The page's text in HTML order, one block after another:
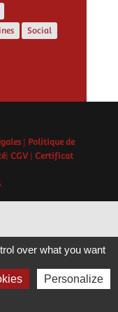
Social
|
Politique de
|CGV|Certificat
over what you want
Personalize